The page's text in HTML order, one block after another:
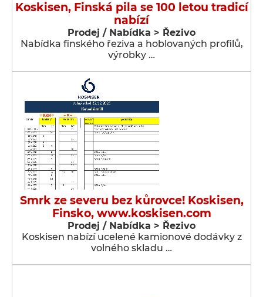
Koskisen, Finská pila se 100 letou tradicí
nabízí
Prodej / Nabídka > Řezivo
Nabídka finského řeziva a hoblovaných profilů,
výrobky …
Smrk ze severu bez kůrovce! Koskisen,
Finsko, www.koskisen.com
Prodej / Nabídka > Řezivo
Koskisen nabízí ucelené kamionové dodávky z
volného skladu …